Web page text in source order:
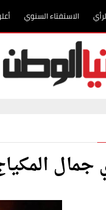
الاستفتاء السنوي
المكياج